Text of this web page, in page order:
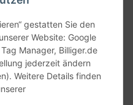
gestatten Sie den
Website: Google
Manager, Billiger.de
jederzeit ändern
Weitere Details finden